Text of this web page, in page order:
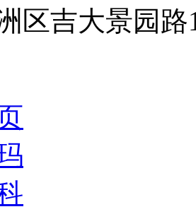
区吉大景园